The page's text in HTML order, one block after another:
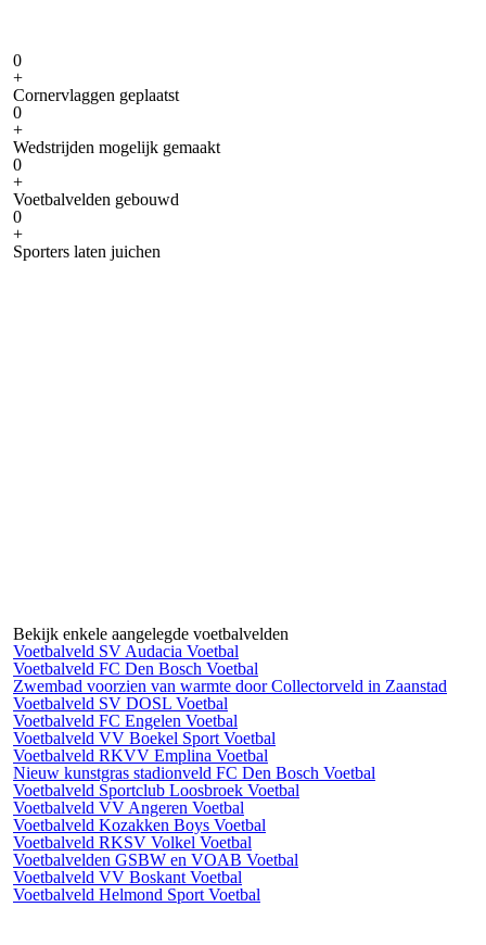
0
+
Cornervlaggen geplaatst
0
+
Wedstrijden mogelijk gemaakt
0
+
Voetbalvelden gebouwd
0
+
Sporters laten juichen
Bekijk enkele aangelegde voetbalvelden
Voetbalveld SV Audacia Voetbal
Voetbalveld FC Den Bosch Voetbal
Zwembad voorzien van warmte door Collectorveld in Zaanstad
Voetbalveld SV DOSL Voetbal
Voetbalveld FC Engelen Voetbal
Voetbalveld VV Boekel Sport Voetbal
Voetbalveld RKVV Emplina Voetbal
Nieuw kunstgras stadionveld FC Den Bosch Voetbal
Voetbalveld Sportclub Loosbroek Voetbal
Voetbalveld VV Angeren Voetbal
Voetbalveld Kozakken Boys Voetbal
Voetbalveld RKSV Volkel Voetbal
Voetbalvelden GSBW en VOAB Voetbal
Voetbalveld VV Boskant Voetbal
Voetbalveld Helmond Sport Voetbal